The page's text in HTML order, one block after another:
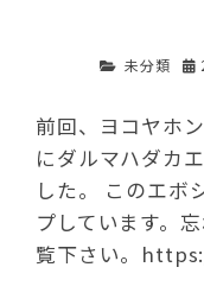
未分類
前回、ヨコヤホ
にダルマハダカ
した。 このエボ
プしています。
覧下さい。